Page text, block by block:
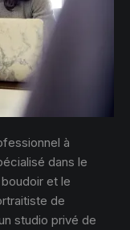
à
dans le
et le
de
studio privé de